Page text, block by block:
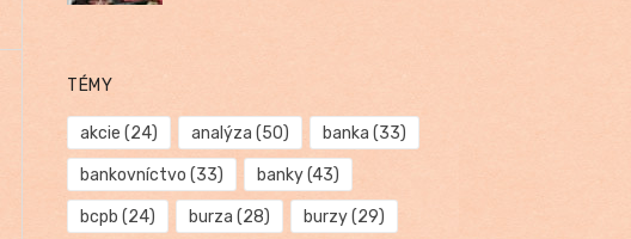
TÉMY
akcie (24) analýza (50) banka (33)
bankovníctvo (33) banky(43)
bcpb (24) burza (28) burzy(29)